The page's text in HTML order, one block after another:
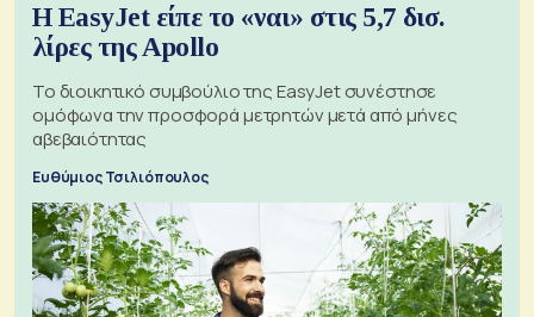
Η EasyJet είπε το «ναι» στις 5,7 δισ.
λίρες της Apollo
Το διοικητικό συμβούλιο της EasyJet συνέστησε
ομόφωνα την προσφορά μετρητών μετά από μήνες
αβεβαιότητας
Ευθύμιος Τσιλιόπουλος